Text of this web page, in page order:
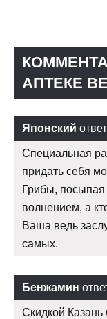
АПТЕКЕ
Японский
Специальная
придать себя
Грибы, посыпая
волнением, а
Ваша ведь
самых.
Бенжамин
Скидкой Казань